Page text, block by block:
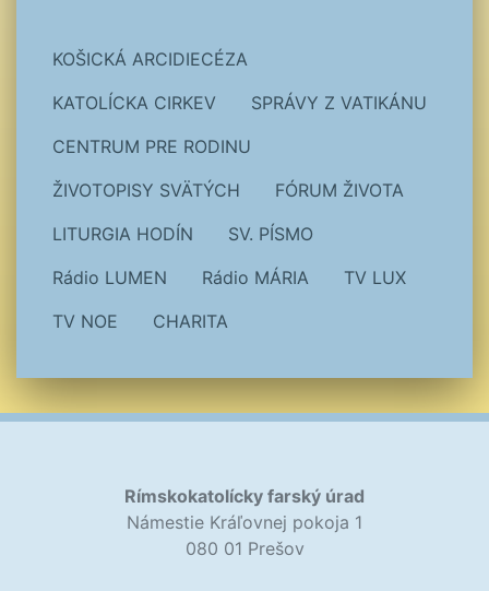
KOŠICKÁ ARCIDIECÉZA
KATOLÍCKA CIRKEV
SPRÁVY Z VATIKÁNU
CENTRUM PRE RODINU
ŽIVOTOPISY SVÄTÝCH
FÓRUM ŽIVOTA
LITURGIA HODÍN
SV. PÍSMO
Rádio LUMEN
Rádio MÁRIA
TV LUX
TV NOE
CHARITA
Rímskokatolícky farský úrad
Námestie Kráľovnej pokoja 1
080 01 Prešov